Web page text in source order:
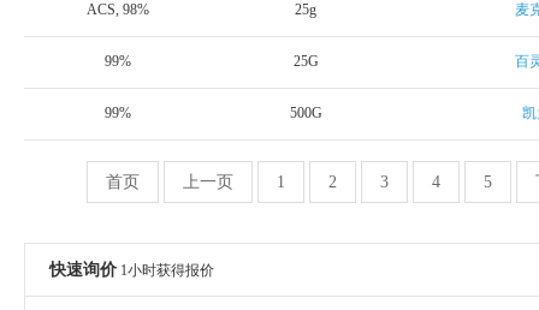
ACS, 98% 25g 麦
99% 25G 百
99% 500G
首页 上一页 1 2 3 4 5
快速询价 1小时获得报价